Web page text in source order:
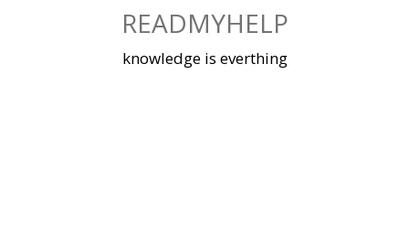
READMYHELP
knowledge is everthing